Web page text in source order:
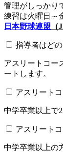
管理がしっかり
練習は火曜日～
日本野球連盟 （
指導者はど
アスリートコー
ートします。
アスリート
中学卒業以上で
アスリート
中学卒業以上の